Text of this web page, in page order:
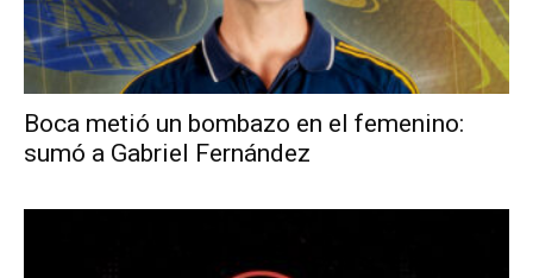
Boca metió un bombazo en el femenino:
sumó a Gabriel Fernández